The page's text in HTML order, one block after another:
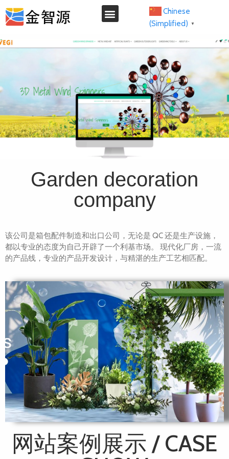
Chinese
(Simplified)
▼
Garden decoration
company
该公司是箱包配件制造和出口公司，无论是 QC 还是生产设施，
都以专业的态度为自己开辟了一个利基市场。 现代化厂房，一流
的产品线，专业的产品开发设计，与精湛的生产工艺相匹配。
网站案例展示 / CASE